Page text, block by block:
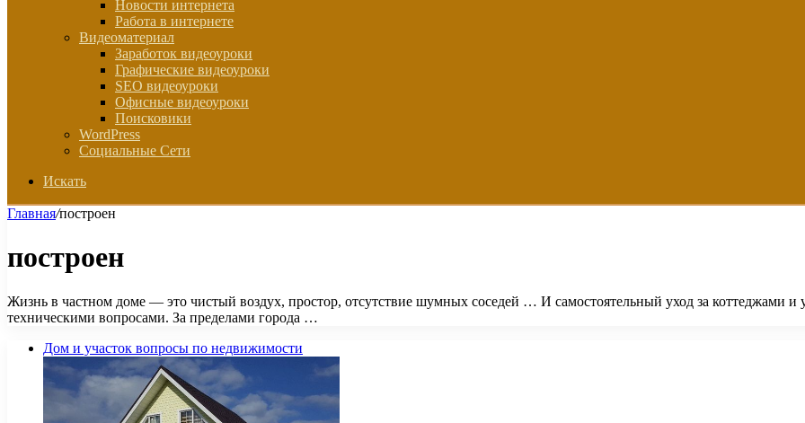
Новости интернета
Работа в интернете
Видеоматериал
Заработок видеоуроки
Графические видеоуроки
SEO видеоуроки
Офисные видеоуроки
Поисковики
WordPress
Социальные Сети
Искать
Главная/построен
построен
Жизнь в частном доме — это чистый воздух, простор, отсутствие шумных соседей … И самостоятельный уход за коттеджами
техническими вопросами. За пределами города …
Дом и участок вопросы по недвижимости